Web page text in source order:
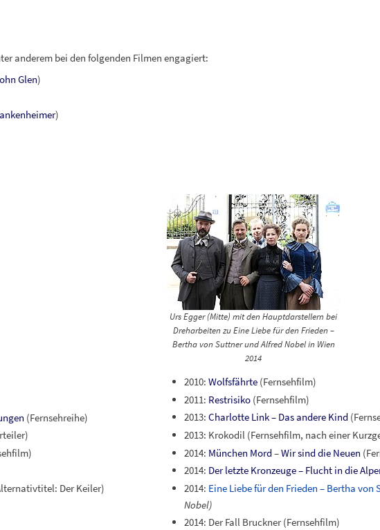
anderem bei den folgenden Filmen engagiert:
Glen)
)
(Fernsehreihe)
Der Keiler)
Urs Egger (Mitte) mit den Hauptdarstellern bei
Dreharbeiten zuEine Liebe für den Frieden –
Bertha von Suttner und Alfred Nobelin Wien
2014
2010: Wolfsfährte(Fernsehfilm)
2011: Restrisiko(Fernsehfilm)
2013: Charlotte Link – Das andere Kind
2013: Krokodil (Fernsehfilm, nach einer
2014: München Mord–Wir sind die Neuen
2014: Der letzte Kronzeuge – Flucht in die
2014: Eine Liebe für den Frieden – Bertha von
Nobel)
2014: Der Fall Bruckner (Fernsehfilm)